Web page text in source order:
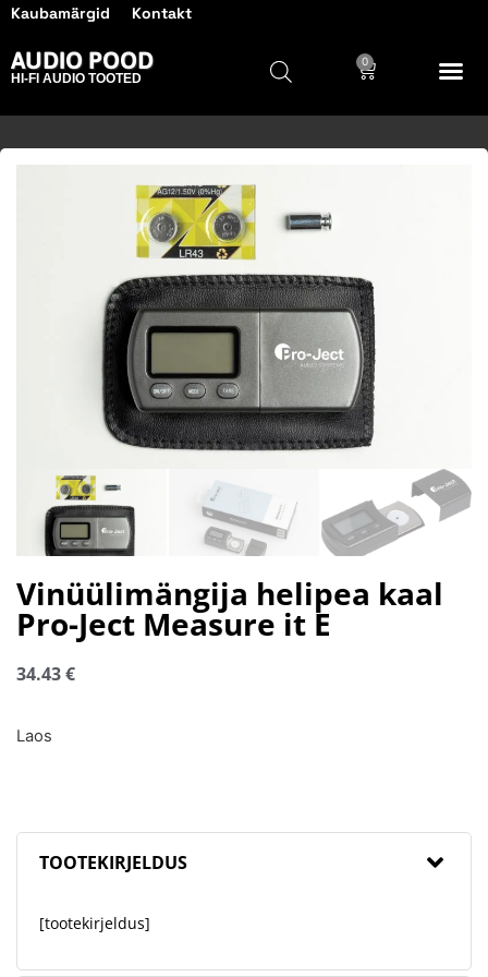
Kaubamärgid Kontakt
AUDIO POOD
HI-FI AUDIO TOOTED
0
Vinüülimängija helipea kaal
Pro-Ject Measure it E
34.43€
Laos
TOOTEKIRJELDUS
[tootekirjeldus]